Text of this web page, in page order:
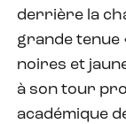
derrière la
grande tenue
noires et
à son tour
académique